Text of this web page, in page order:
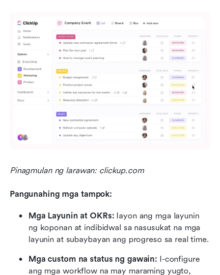
Pinagmulan ng larawan: clickup.com
Pangunahing mga tampok:
Mga Layunin at OKRs: Iayon ang mga layunin
ng koponan at indibidwal sa nasusukat na mga
layunin at subaybayan ang progreso sa real time.
Mga custom na status ng gawain: I-configure
ang mga workflow na may maraming yugto,